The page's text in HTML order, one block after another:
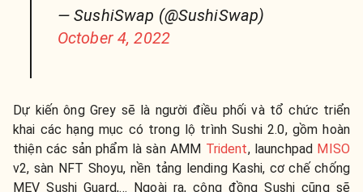
— SushiSwap (@SushiSwap)
October 4, 2022
Dự kiến ông Grey sẽ là người điều phối và tổ chức triển
khai các hạng mục có trong lộ trình Sushi 2.0, gồm hoàn
thiện các sản phẩm là sàn AMM Trident, launchpad MISO
v2, sàn NFT Shoyu, nền tảng lending Kashi, cơ chế chống
MEV Sushi Guard,… Ngoài ra, cộng đồng Sushi cũng sẽ